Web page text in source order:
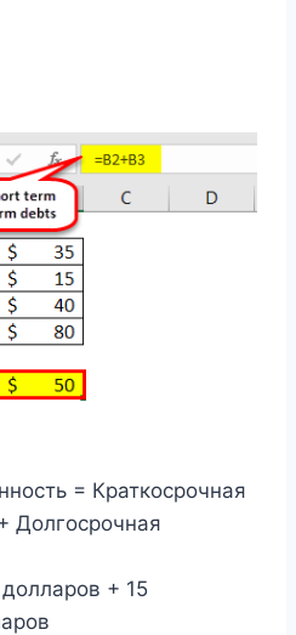
= Краткосрочная
Долгосрочная
+ 15